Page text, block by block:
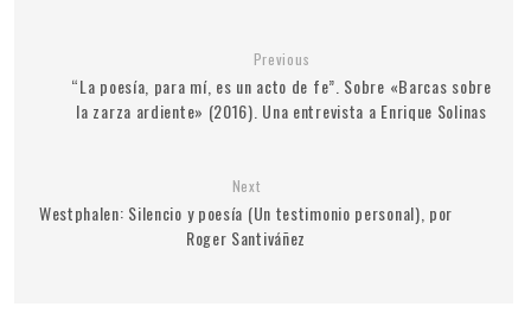
Previous
“La poesía, para mí, es un acto de fe”. Sobre «Barcas sobre
la zarza ardiente» (2016). Una entrevista a Enrique Solinas
Next
Westphalen: Silencio y poesía (Un testimonio personal), por
Roger Santiváñez